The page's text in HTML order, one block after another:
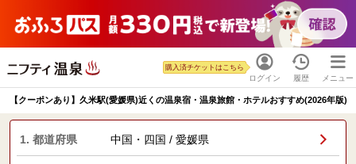
ログイン
購入済チケットはこちら
履歴 メニュー
【クーポンあり】久米駅(愛媛県)近くの温泉宿・温泉旅館・ホテルおすすめ(2026年版)
1. 都道府県 中国・四国 / 愛媛県